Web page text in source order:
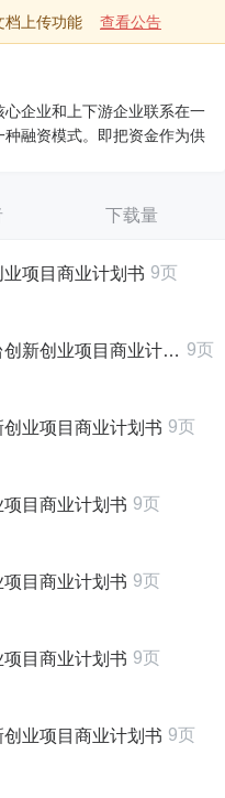
档上传功能 查看公告
企业和上下游企业联系在一
融资模式。即把资金作为供
下载量
项目商业计划书 9页
创业项目商业计划书 9页
业项目商业计划书 9页
目商业计划书 9页
目商业计划书 9页
目商业计划书 9页
业项目商业计划书 9页